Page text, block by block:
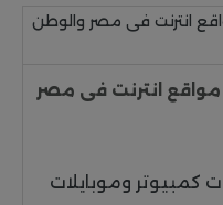
انترنت فى مصر
كمبيوتر وموبايلات